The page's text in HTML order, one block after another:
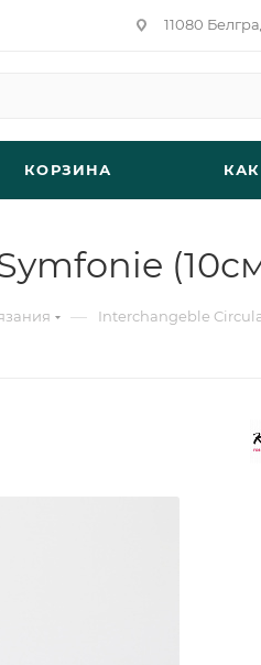
11080
КОРЗИНА
— Interchangeble